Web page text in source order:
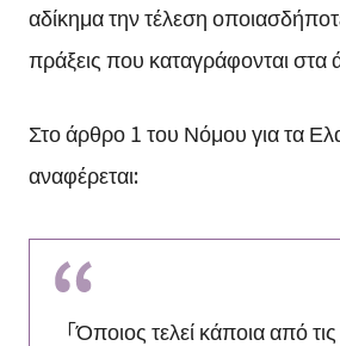
αδίκημα την τέλεση
πράξεις που καταγράφονται στα
Στο άρθρο 1 του Νόμου για τα
αναφέρεται:
「Όποιος τελεί κάποια από